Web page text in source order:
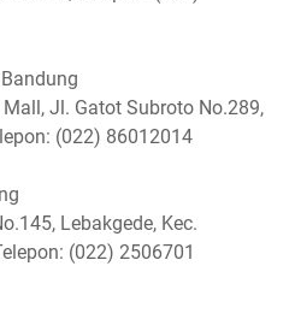
Jl. Gatot Subroto No.289,
(022) 86012014
Lebakgede, Kec.
(022) 2506701